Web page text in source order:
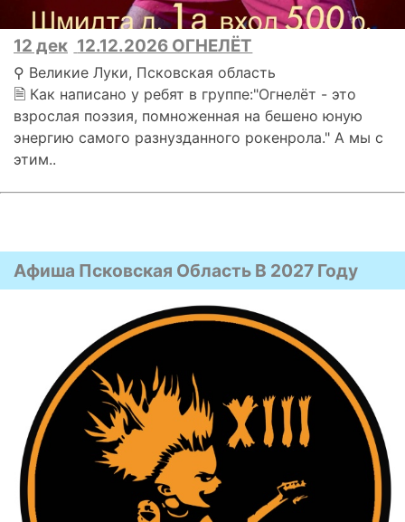
12 дек 12.12.2026 ОГНЕЛЁТ
⚲ Великие Луки, Псковская область
🗎 Как написано у ребят в группе:"Огнелёт - это
взрослая поэзия, помноженная на бешено юную
энергию самого разнузданного рокенрола." А мы с
этим..
Афиша Псковская Область В 2027 Году